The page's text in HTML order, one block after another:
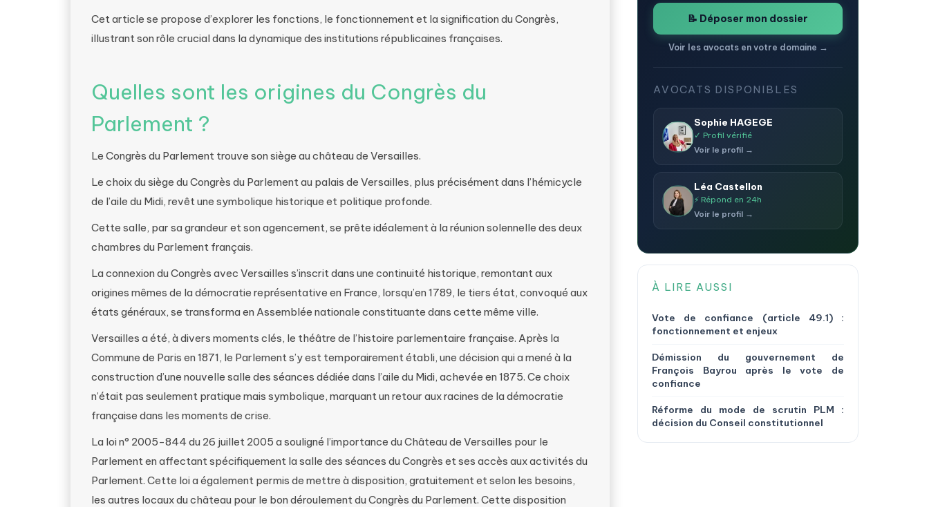
Cet article se propose d’explorer les fonctions, le fonctionnement et la signification du Congrès,
illustrant son rôle crucial dans la dynamique des institutions républicaines françaises.
Quelles sont les origines du Congrès du
Parlement ?
Le Congrès du Parlement trouve son siège au château de Versailles.
Le choix du siège du Congrès du Parlement au palais de Versailles, plus précisément dans l’hémicycle
de l’aile du Midi, revêt une symbolique historique et politique profonde.
Cette salle, par sa grandeur et son agencement, se prête idéalement à la réunion solennelle des deux
chambres du Parlement français.
La connexion du Congrès avec Versailles s’inscrit dans une continuité historique, remontant aux
origines mêmes de la démocratie représentative en France, lorsqu’en 1789, le tiers état, convoqué aux
états généraux, se transforma en Assemblée nationale constituante dans cette même ville.
Versailles a été, à divers moments clés, le théâtre de l’histoire parlementaire française. Après la
Commune de Paris en 1871, le Parlement s’y est temporairement établi, une décision qui a mené à la
construction d’une nouvelle salle des séances dédiée dans l’aile du Midi, achevée en 1875. Ce choix
n’était pas seulement pratique mais symbolique, marquant un retour aux racines de la démocratie
française dans les moments de crise.
La loi n° 2005-844 du 26 juillet 2005 a souligné l’importance du Château de Versailles pour le
Parlement en affectant spécifiquement la salle des séances du Congrès et ses accès aux activités du
Parlement. Cette loi a également permis de mettre à disposition, gratuitement et selon les besoins,
les autres locaux du château pour le bon déroulement du Congrès du Parlement. Cette disposition
📝 Déposer mon dossier
Voir les avocats en votre domaine →
AVOCATS DISPONIBLES
Sophie HAGEGE
✓ Profil vérifié
Voir le profil →
Léa Castellon
⚡ Répond en 24h
Voir le profil →
À LIRE AUSSI
Vote de confiance (article 49.1) :
fonctionnement et enjeux
Démission du gouvernement de
François Bayrou après le vote de
confiance
Réforme du mode de scrutin PLM :
décision du Conseil constitutionnel